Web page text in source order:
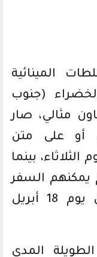
المينائية
(جنوب
مثالي، صار
أو على متن
بينما
يمكنهم السفر
ابتداء من الاثنين القادم، أي يوم 18 أبريل
المدى